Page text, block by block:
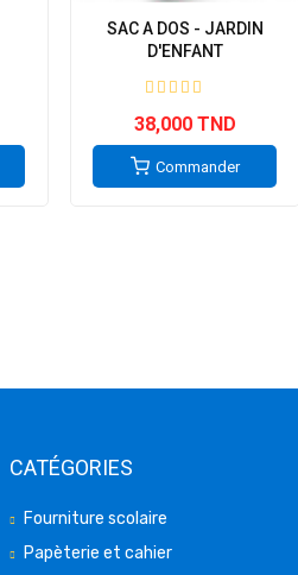
SAC A DOS - JARDIN
D'ENFANT
38,000 TND
Commander
CATÉGORIES
Fourniture scolaire
Papèterie et cahier